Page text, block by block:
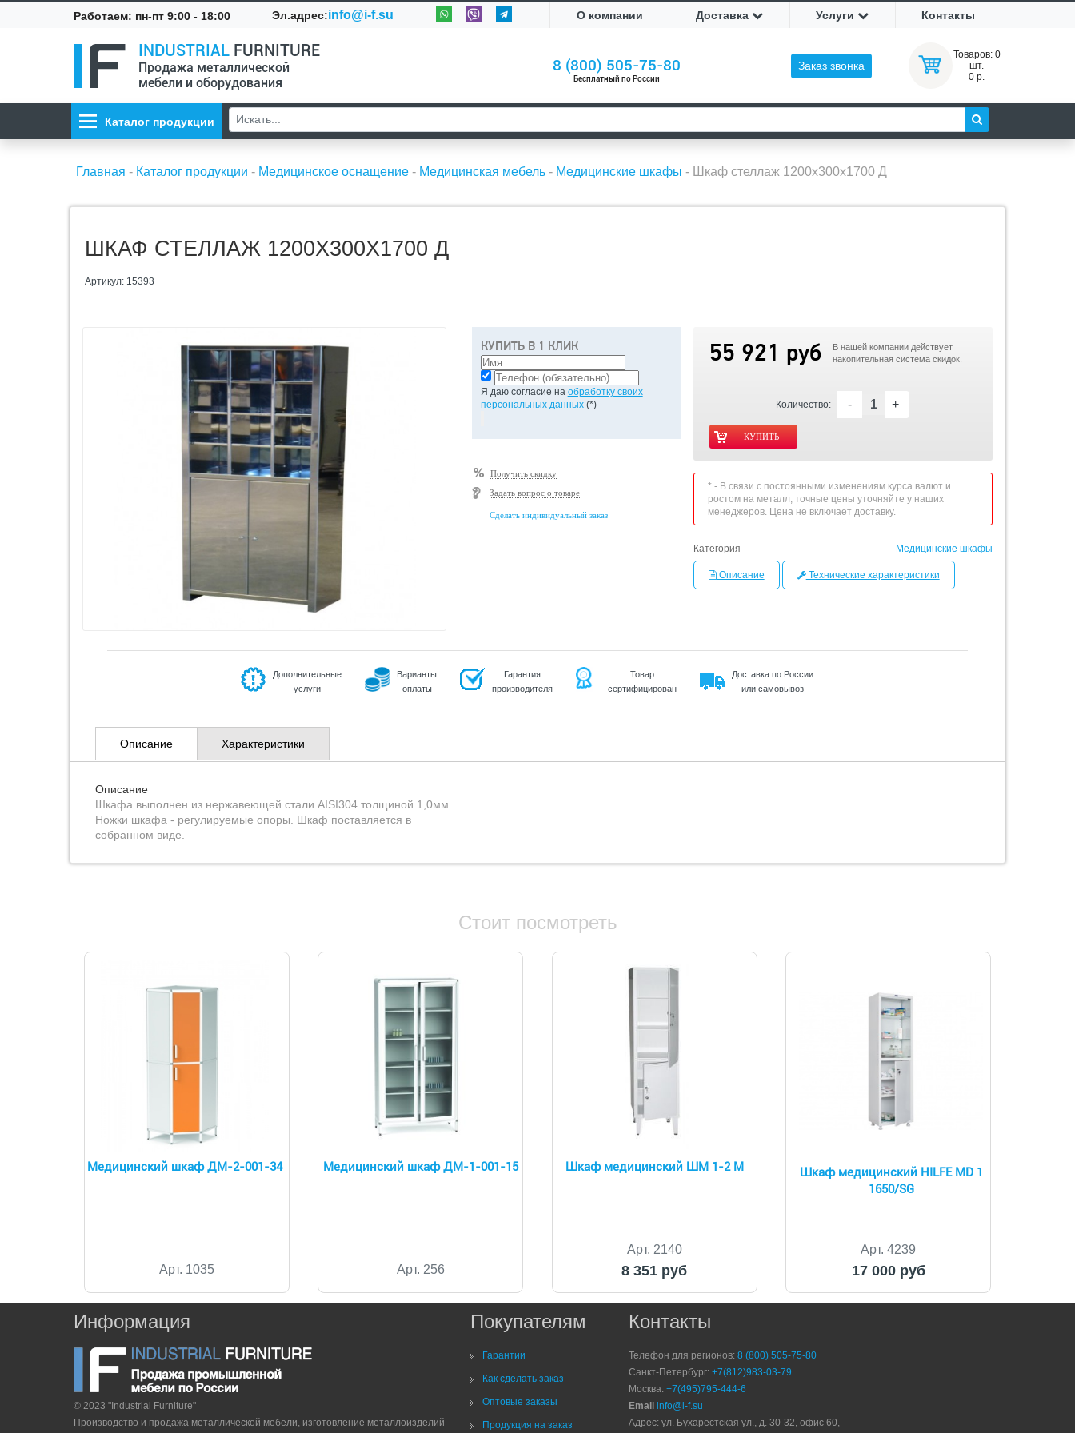
Работаем: пн-пт 9:00 - 18:00 Эл.адрес:info@i-f.su О компании Доставка Услуги Контакты
INDUSTRIAL FURNITURE
Продажа металлической
мебели и оборудования
8 (800) 505-75-80
Бесплатный по России
Заказ звонка
Товаров: 0
шт.
0 р.
Каталог продукции
Главная - Каталог продукции - Медицинское оснащение - Медицинская мебель - Медицинские шкафы - Шкаф стеллаж 1200х300х1700 Д
ШКАФ СТЕЛЛАЖ 1200Х300Х1700 Д
Артикул: 15393
КУПИТЬ В 1 КЛИК
Я даю согласие на обработку своих
персональных данных(*)
Получить скидку
Задать вопрос о товаре
Сделать индивидуальный заказ
55 921 руб
В нашей компании действует
накопительная система скидок.
Количество: - +
* - В связи с постоянными изменениям курса валют и
ростом на металл, точные цены уточняйте у наших
менеджеров. Цена не включает доставку.
Категория Медицинские шкафы
Описание Технические характеристики
Дополнительные
услуги
Варианты
оплаты
Гарантия
производителя
Товар
сертифицирован
Доставка по России
или самовывоз
Описание Характеристики
Описание
Шкафа выполнен из нержавеющей стали AISI304 толщиной 1,0мм. .
Ножки шкафа - регулируемые опоры. Шкаф поставляется в
собранном виде.
Стоит посмотреть
Медицинский шкаф ДМ-2-001-34
Арт. 1035
Медицинский шкаф ДМ-1-001-15
Арт. 256
Шкаф медицинский ШМ 1-2 М
Арт. 2140
8 351 руб
Шкаф медицинский HILFE MD 1
1650/SG
Арт. 4239
17 000 руб
Информация
© 2023 "Industrial Furniture"
Производство и продажа металлической мебели, изготовление металлоизделий
Покупателям
Гарантии
Как сделать заказ
Оптовые заказы
Продукция на заказ
Контакты
Телефон для регионов:8 (800) 505-75-80
Санкт-Петербург:+7(812)983-03-79
Москва:+7(495)795-444-6
Email info@i-f.su
Адрес: ул. Бухарестская ул., д. 30-32, офис 60,